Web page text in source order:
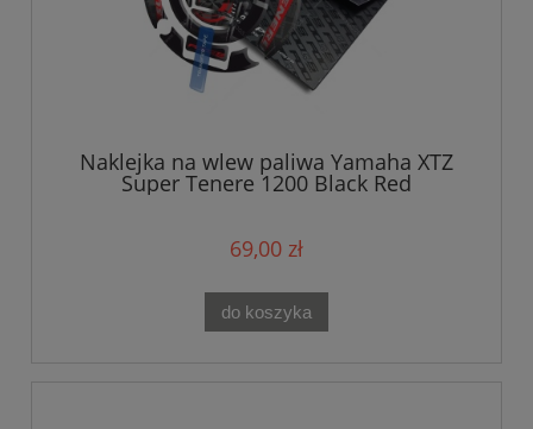
Naklejka na wlew paliwa Yamaha XTZ
Super Tenere 1200 Black Red
69,00 zł
do koszyka